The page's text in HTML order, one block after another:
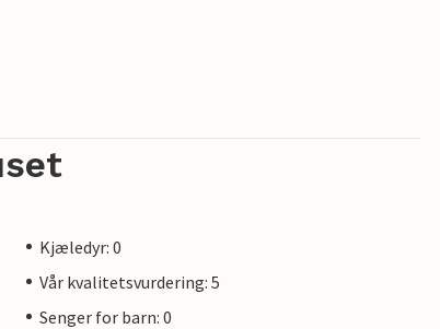
Kjæledyr: 0
Vår kvalitetsvurdering: 5
Senger for barn: 0